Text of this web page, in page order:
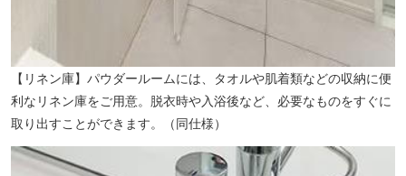
【リネン庫】パウダールームには、タオルや肌着類などの収納に便
利なリネン庫をご用意。脱衣時や入浴後など、必要なものをすぐに
取り出すことができます。（同仕様）